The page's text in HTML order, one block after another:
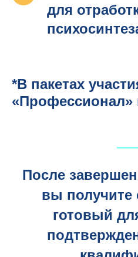
для
*В пакетах
«Профессионал»
После
вы получите
готовый